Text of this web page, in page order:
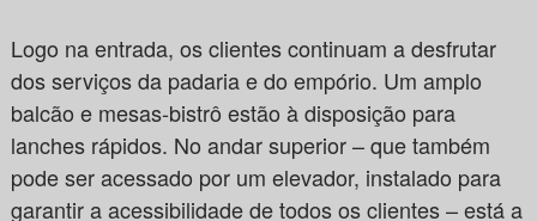
Logo na entrada, os clientes continuam a desfrutar
dos serviços da padaria e do empório. Um amplo
balcão e mesas-bistrô estão à disposição para
lanches rápidos. No andar superior – que também
pode ser acessado por um elevador, instalado para
garantir a acessibilidade de todos os clientes – está a